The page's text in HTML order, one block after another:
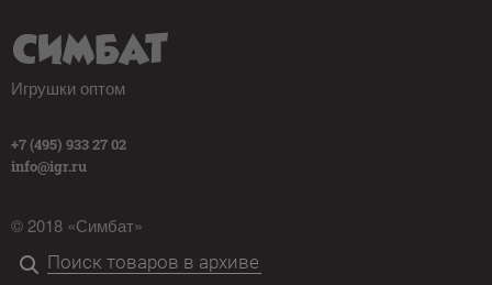
Игрушки оптом
+7 (495) 933 27 02
info@igr.ru
© 2018 «Симбат»